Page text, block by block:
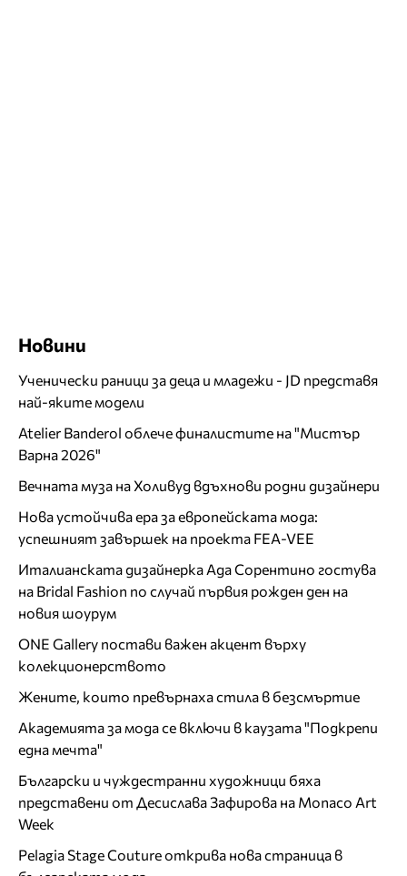
Новини
Ученически раници за деца и младежи - JD представя
най-яките модели
Atelier Banderol облече финалистите на "Мистър
Варна 2026"
Вечната муза на Холивуд вдъхнови родни дизайнери
Нова устойчива ера за европейската мода:
успешният завършек на проекта FEA-VEE
Италианската дизайнерка Ада Сорентино гостува
на Bridal Fashion по случай първия рожден ден на
новия шоурум
ONE Gallery постави важен акцент върху
колекционерството
Жените, които превърнаха стила в безсмъртие
Академията за мода се включи в каузата "Подкрепи
една мечта"
Български и чуждестранни художници бяха
представени от Десислава Зафирова на Monaco Art
Week
Pelagia Stage Couture открива нова страница в